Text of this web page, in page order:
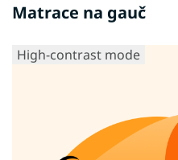
Matrace na gauč
High-contrast mode